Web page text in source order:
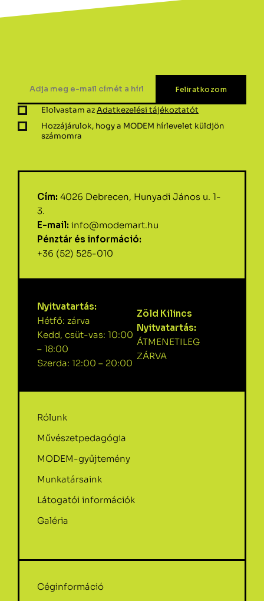
Elolvastam azAdatkezelési tájékoztatót
Hozzájárulok, hogy a MODEM hírlevelet küldjön
számomra
Cím: 4026 Debrecen, Hunyadi János u. 1-
3.
E-mail: info@modemart.hu
Pénztár és információ:
+36 (52) 525-010
Nyitvatartás:
Hétfő: zárva
Kedd, csüt-vas: 10:00
– 18:00
Szerda: 12:00 – 20:00
Zöld Kilincs
Nyitvatartás:
ÁTMENETILEG
ZÁRVA
Rólunk
Művészetpedagógia
MODEM-gyűjtemény
Munkatársaink
Látogatói információk
Galéria
Céginformáció